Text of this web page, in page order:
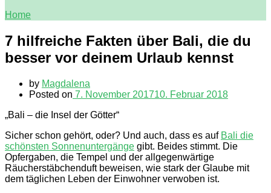
Home
7 hilfreiche Fakten über Bali, die du
besser vor deinem Urlaub kennst
by Magdalena
Posted on 7. November 201710. Februar 2018
„Bali – die Insel der Götter“
Sicher schon gehört, oder? Und auch, dass es auf Bali die
schönsten Sonnenuntergänge gibt. Beides stimmt. Die
Opfergaben, die Tempel und der allgegenwärtige
Räucherstäbchenduft beweisen, wie stark der Glaube mit
dem täglichen Leben der Einwohner verwoben ist.